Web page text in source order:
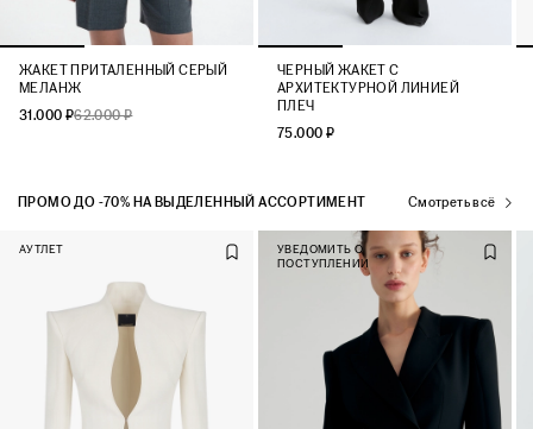
ЖАКЕТ ПРИТАЛЕННЫЙ СЕРЫЙ
МЕЛАНЖ
31.000 ₽62.000 ₽
ЧЕРНЫЙ ЖАКЕТ С
АРХИТЕКТУРНОЙ ЛИНИЕЙ
ПЛЕЧ
75.000 ₽
ПРОМО ДО -70% НА ВЫДЕЛЕННЫЙ АССОРТИМЕНТ Смотреть всё
АУТЛЕТ
УВЕДОМИТЬ О
ПОСТУПЛЕНИИ